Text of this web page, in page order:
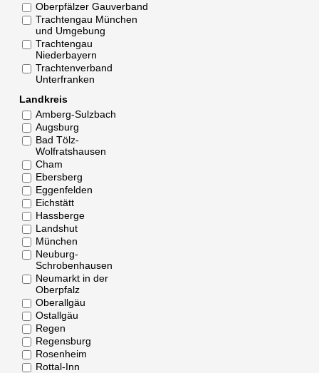
Oberpfälzer Gauverband
Trachtengau München
und Umgebung
Trachtengau
Niederbayern
Trachtenverband
Unterfranken
Landkreis
Amberg-Sulzbach
Augsburg
Bad Tölz-
Wolfratshausen
Cham
Ebersberg
Eggenfelden
Eichstätt
Hassberge
Landshut
München
Neuburg-
Schrobenhausen
Neumarkt in der
Oberpfalz
Oberallgäu
Ostallgäu
Regen
Regensburg
Rosenheim
Rottal-Inn